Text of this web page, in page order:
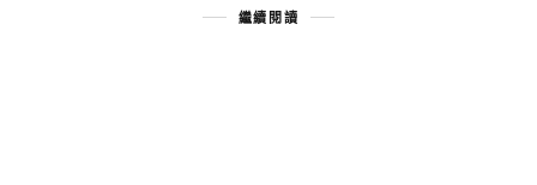
繼續閱讀